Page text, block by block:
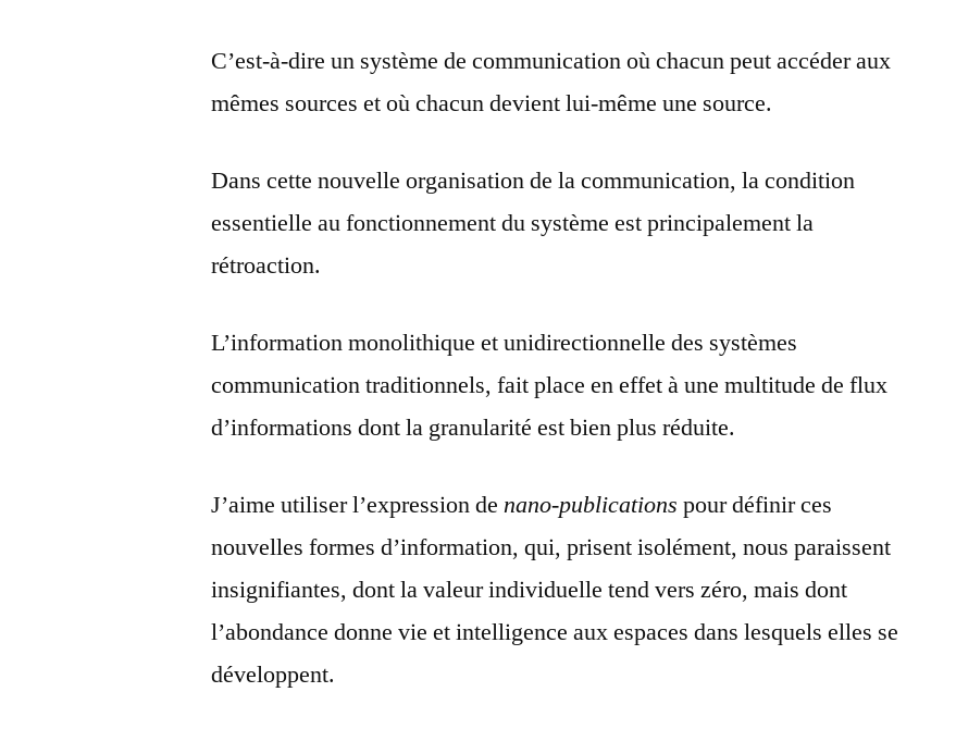
C’est-à-dire un système de communication où chacun peut accéder aux
mêmes sources et où chacun devient lui-même une source.
Dans cette nouvelle organisation de la communication, la condition
essentielle au fonctionnement du système est principalement la
rétroaction.
L’information monolithique et unidirectionnelle des systèmes
communication traditionnels, fait place en effet à une multitude de flux
d’informations dont la granularité est bien plus réduite.
J’aime utiliser l’expression denano-publications pour définir ces
nouvelles formes d’information, qui, prisent isolément, nous paraissent
insignifiantes, dont la valeur individuelle tend vers zéro, mais dont
l’abondance donne vie et intelligence aux espaces dans lesquels elles se
développent.